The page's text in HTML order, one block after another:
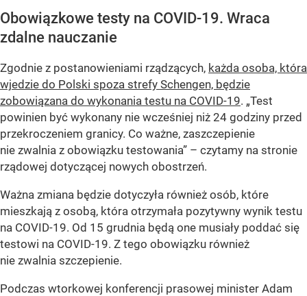
Obowiązkowe testy na COVID-19. Wraca
zdalne nauczanie
Zgodnie z postanowieniami rządzących, każda osoba, która
wjedzie do Polski spoza strefy Schengen, będzie
zobowiązana do wykonania testu na COVID-19. „Test
powinien być wykonany nie wcześniej niż 24 godziny przed
przekroczeniem granicy. Co ważne, zaszczepienie
nie zwalnia z obowiązku testowania” – czytamy na stronie
rządowej dotyczącej nowych obostrzeń.
Ważna zmiana będzie dotyczyła również osób, które
mieszkają z osobą, która otrzymała pozytywny wynik testu
na COVID-19. Od 15 grudnia będą one musiały poddać się
testowi na COVID-19. Z tego obowiązku również
nie zwalnia szczepienie.
Podczas wtorkowej konferencji prasowej minister Adam